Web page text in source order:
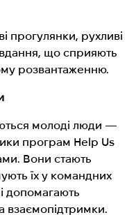
прогулянки, рухливі
що сприяють
розвантаженню.
молоді люди —
програм Help Us
Вони стають
їх у командних
допомагають
взаємопідтримки.